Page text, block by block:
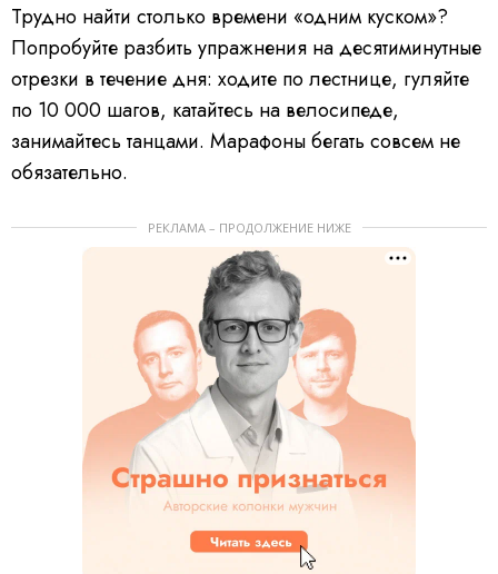
Трудно найти столько времени «одним куском»?
Попробуйте разбить упражнения на десятиминутные
отрезки в течение дня: ходите по лестнице, гуляйте
по 10 000 шагов, катайтесь на велосипеде,
занимайтесь танцами. Марафоны бегать совсем не
обязательно.
РЕКЛАМА – ПРОДОЛЖЕНИЕ НИЖЕ